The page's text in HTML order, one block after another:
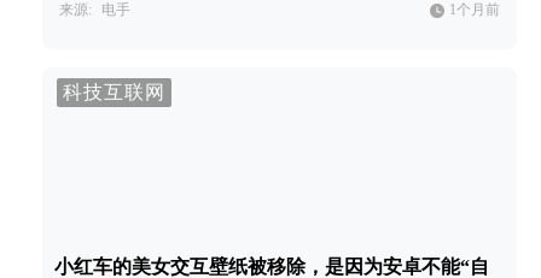
来源: 电手 1个月前
科技互联网
小红车的美女交互壁纸被移除，是因为安卓不能“自